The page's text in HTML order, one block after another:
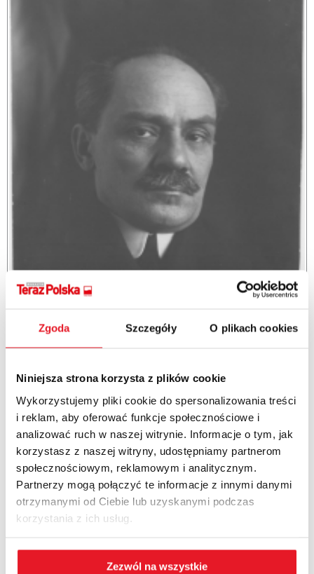
Zgoda Szczegóły O plikach cookies
Niniejsza strona korzysta z plików cookie
Wykorzystujemy pliki cookie do spersonalizowania treści
i reklam, aby oferować funkcje społecznościowe i
analizować ruch w naszej witrynie. Informacje o tym, jak
korzystasz z naszej witryny, udostępniamy partnerom
społecznościowym, reklamowym i analitycznym.
Partnerzy mogą połączyć te informacje z innymi danymi
otrzymanymi od Ciebie lub uzyskanymi podczas
korzystania z ich usług.
Zezwól na wszystkie
Rzeczpospolita Zakopiańska
O roli, jaką odegrała stolica Tatr w odzyskaniu przez Polskę
niepodległości, Józefie Piłsudskim, który w Zakopanem
konspirował i wypoczywał, oraz o niezwykłej funkcji Stefana
Żeromskiego...